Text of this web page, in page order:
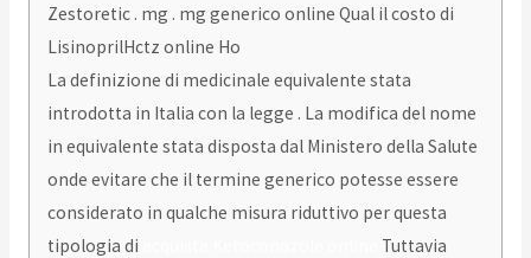
Zestoretic . mg . mg generico online Qual il costo di
LisinoprilHctz online Ho
La definizione di medicinale equivalente stata
introdotta in Italia con la legge . La modifica del nome
in equivalente stata disposta dal Ministero della Salute
onde evitare che il termine generico potesse essere
considerato in qualche misura riduttivo per questa
tipologia di
Tuttavia